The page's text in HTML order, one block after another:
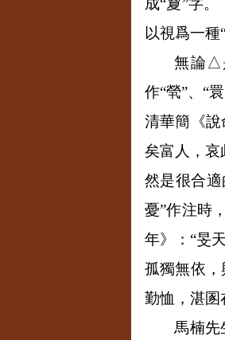
成“夐”字
以視爲一種
無論△
作“煢”、“
清華簡《說
矣富人，哀
然是很合
憂”作注時
年》：“旻
孤獨無依，
勤恤，湛圂
馬楠先